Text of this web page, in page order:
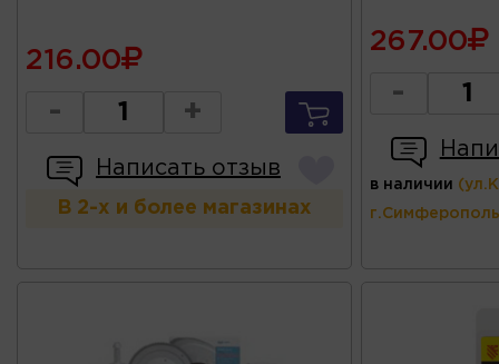
216.00
- +
Написать отзыв
В 2-х и более магазинах
267.00
-
в наличии